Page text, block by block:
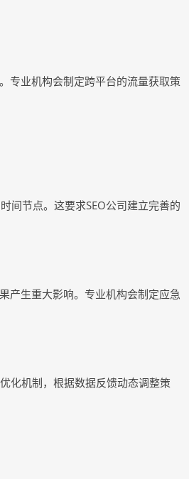
专业机构会制定跨平台的流量获取策
间节点。这要求SEO公司建立完善的
产生重大影响。专业机构会制定应急
化机制，根据数据反馈动态调整策